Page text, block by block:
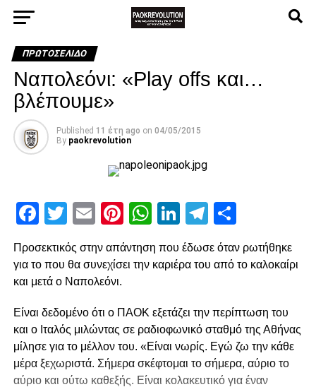
ΠΡΩΤΟΣΈΛΙΔΟ
Ναπολεόνι: «Play offs και…
βλέπουμε»
Published 11 έτη ago on 04/05/2015
By paokrevolution
Facebook
Twitter
EmailPinterest
WhatsApp
LinkedIn
Telegram
Προσεκτικός στην απάντηση που έδωσε όταν ρωτήθηκε
για το που θα συνεχίσει την καριέρα του από το καλοκαίρι
και μετά ο Ναπολεόνι.
Είναι δεδομένο ότι ο ΠΑΟΚ εξετάζει την περίπτωση του
και ο Ιταλός μιλώντας σε ραδιοφωνικό σταθμό της Αθήνας
μίλησε για το μέλλον του. «Είναι νωρίς. Εγώ ζω την κάθε
μέρα ξεχωριστά. Σήμερα σκέφτομαι το σήμερα, αύριο το
αύριο και ούτω καθεξής. Είναι κολακευτικό για έναν